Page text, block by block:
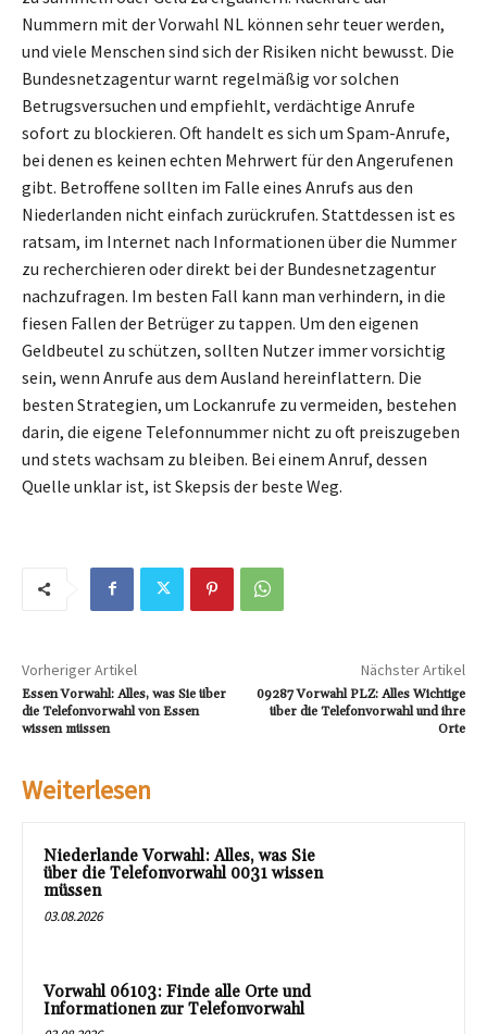
Nummern mit der Vorwahl NL können sehr teuer werden,
und viele Menschen sind sich der Risiken nicht bewusst. Die
Bundesnetzagentur warnt regelmäßig vor solchen
Betrugsversuchen und empfiehlt, verdächtige Anrufe
sofort zu blockieren. Oft handelt es sich um Spam-Anrufe,
bei denen es keinen echten Mehrwert für den Angerufenen
gibt. Betroffene sollten im Falle eines Anrufs aus den
Niederlanden nicht einfach zurückrufen. Stattdessen ist es
ratsam, im Internet nach Informationen über die Nummer
zu recherchieren oder direkt bei der Bundesnetzagentur
nachzufragen. Im besten Fall kann man verhindern, in die
fiesen Fallen der Betrüger zu tappen. Um den eigenen
Geldbeutel zu schützen, sollten Nutzer immer vorsichtig
sein, wenn Anrufe aus dem Ausland hereinflattern. Die
besten Strategien, um Lockanrufe zu vermeiden, bestehen
darin, die eigene Telefonnummer nicht zu oft preiszugeben
und stets wachsam zu bleiben. Bei einem Anruf, dessen
Quelle unklar ist, ist Skepsis der beste Weg.
Vorheriger Artikel
Essen Vorwahl: Alles, was Sie über
die Telefonvorwahl von Essen
wissen müssen
Nächster Artikel
09287 Vorwahl PLZ: Alles Wichtige
über die Telefonvorwahl und ihre
Orte
Weiterlesen
Niederlande Vorwahl: Alles, was Sie
über die Telefonvorwahl 0031 wissen
müssen
03.08.2026
Vorwahl 06103: Finde alle Orte und
Informationen zur Telefonvorwahl